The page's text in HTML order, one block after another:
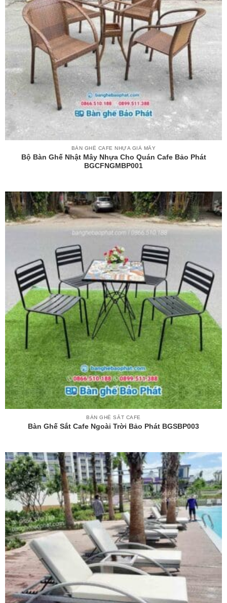
BÀN GHẾ CAFE NHỰA GIẢ MÂY
Bộ Bàn Ghế Nhật Mây Nhựa Cho Quán Cafe Bảo Phát
BGCFNGMBP001
BÀN GHẾ SẮT CAFE
Bàn Ghế Sắt Cafe Ngoài Trời Bảo Phát BGSBP003